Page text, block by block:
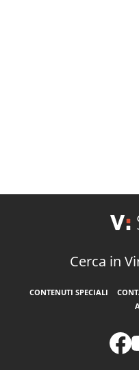
Cerca in
CONTENUTI SPECIALI